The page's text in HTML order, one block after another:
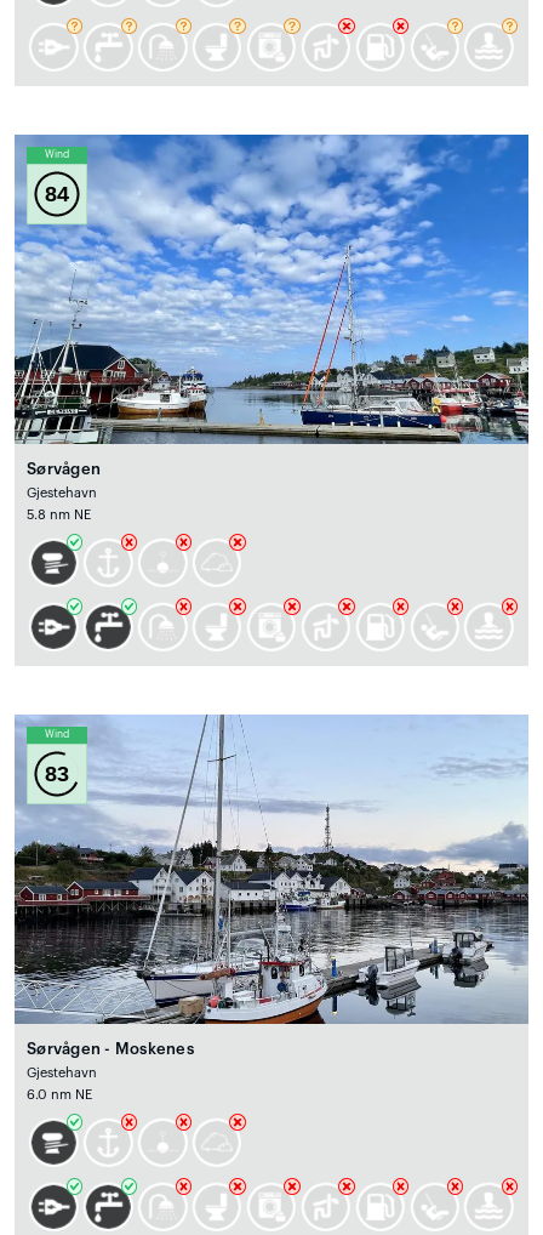
Wind
84
Sørvågen
Gjestehavn
5.8 nm NE
Wind
83
Sørvågen - Moskenes
Gjestehavn
6.0 nm NE